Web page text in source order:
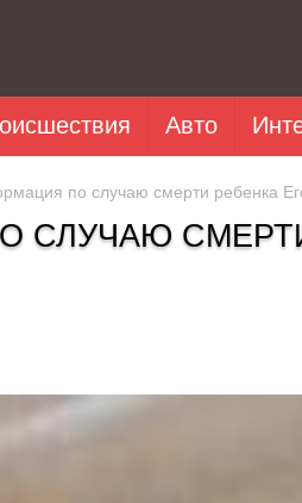
Авто
по случаю смерти ребенка
СЛУЧАЮ